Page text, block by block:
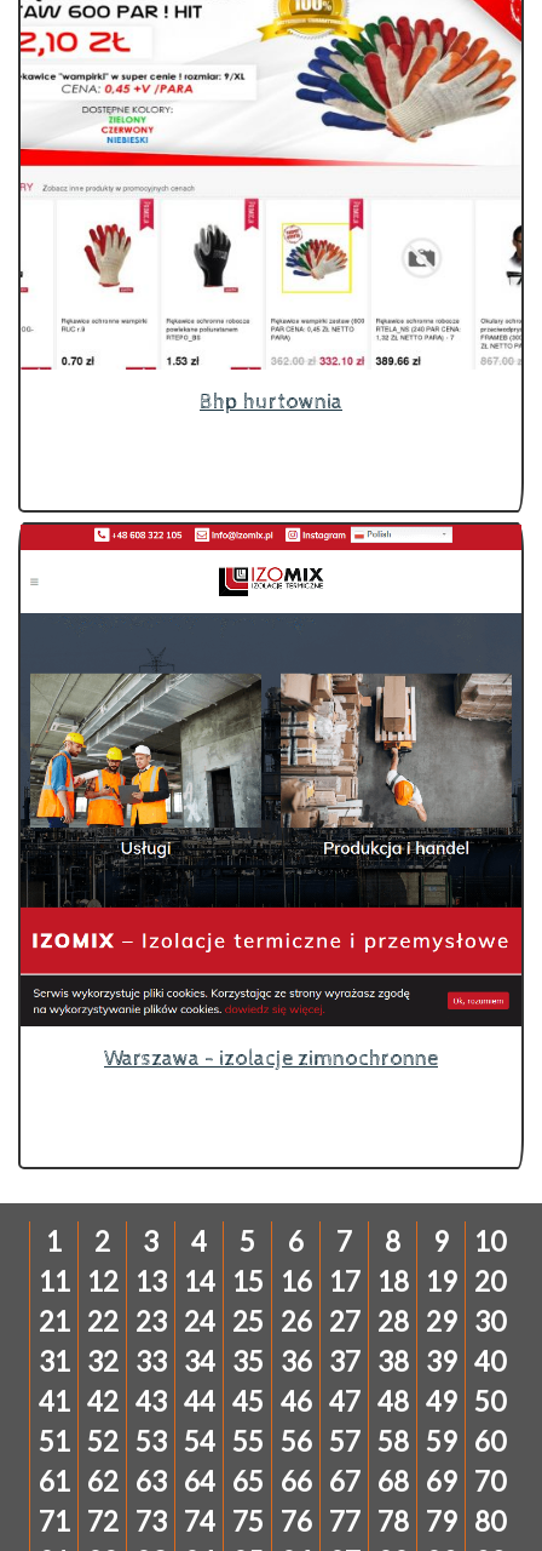
Bhp hurtownia
Warszawa - izolacje zimnochronne
1 2 3 4 5 6 7 8 9
10
11
12 13 14 15 16 17 18 19 20
21 22 23 24 25 26 27 28 29 30
31 32 33 34 35 36 37 38 39 40
41 42 43 44 45 46 47 48 49 50
51 52 53 54 55 56 57 58 59 60
61 62 63 64 65 66 67 68 69 70
71 72 73 74 75 76 77 78 79 80